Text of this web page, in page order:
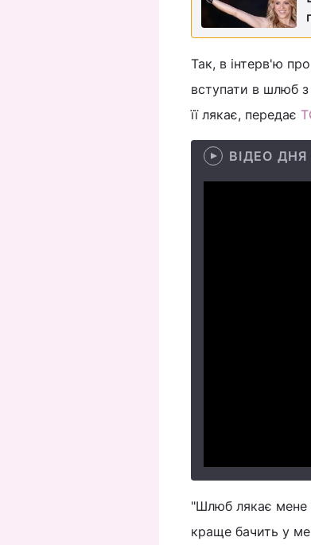
Так, в інтерв'ю
вступати в шлюб
її лякає, передає
ВІДЕО ДНЯ
"Шлюб лякає мене
краще бачить у